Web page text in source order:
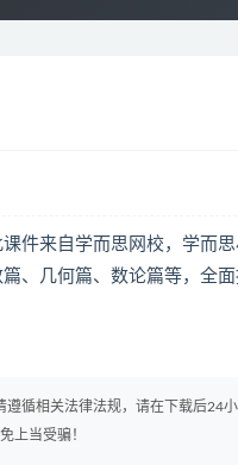
件来自学而思网校，学而
、几何篇、数论篇等，全
循相关法律法规，请在下载后24
上当受骗！